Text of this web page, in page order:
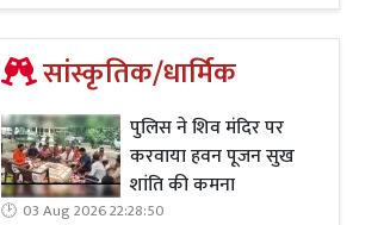
सांस्कृतिक/धार्मिक
पुलिस ने शिव मंदिर पर
करवाया हवन पूजन सुख
शांति की कमना
03 Aug 2026 22:28:50